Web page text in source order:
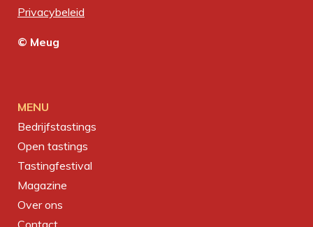
Privacybeleid
© Meug
MENU
Bedrijfstastings
Open tastings
Tastingfestival
Magazine
Over ons
Contact